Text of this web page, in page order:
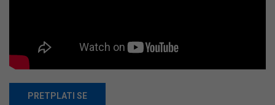
PRETPLATI SE